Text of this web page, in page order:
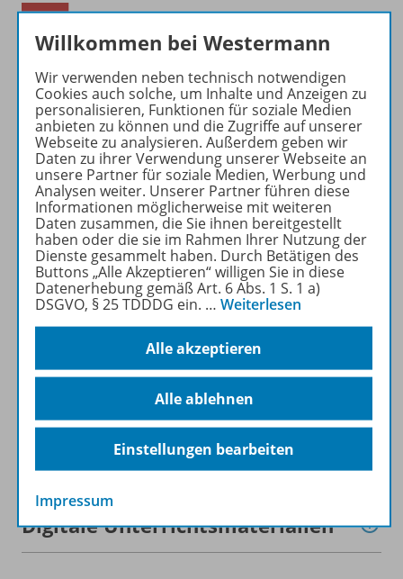
Produktinformationen
Zugehörige Produkte
Inhaltsverzeichnis
Planungshilfen
Teilvorabdruck
Digitale Unterrichtsmaterialien
Willkommen bei Westermann
Wir verwenden neben technisch notwendigen
Cookies auch solche, um Inhalte und Anzeigen zu
personalisieren, Funktionen für soziale Medien
anbieten zu können und die Zugriffe auf unserer
Webseite zu analysieren. Außerdem geben wir
Daten zu ihrer Verwendung unserer Webseite an
unsere Partner für soziale Medien, Werbung und
Analysen weiter. Unserer Partner führen diese
Informationen möglicherweise mit weiteren
Daten zusammen, die Sie ihnen bereitgestellt
haben oder die sie im Rahmen Ihrer Nutzung der
Dienste gesammelt haben. Durch Betätigen des
Buttons „Alle Akzeptieren“ willigen Sie in diese
Datenerhebung gemäß Art. 6 Abs. 1 S. 1 a)
DSGVO, § 25 TDDDG ein. … Weiterlesen
Alle akzeptieren
Alle ablehnen
Einstellungen bearbeiten
Impressum